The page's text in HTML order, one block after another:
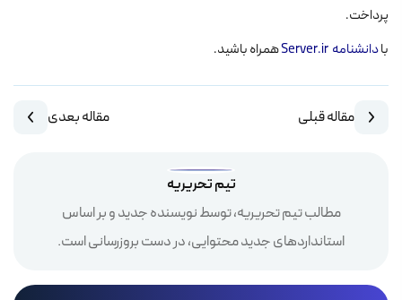
پرداخت.
بادانشنامه Server.ir همراه باشید.
مقاله قبلی مقاله بعدی
تیم تحریریه
مطالب تیم تحریریه، توسط نویسنده جدید و بر اساس
استانداردهای جدید محتوایی، در دست بروزرسانی است.